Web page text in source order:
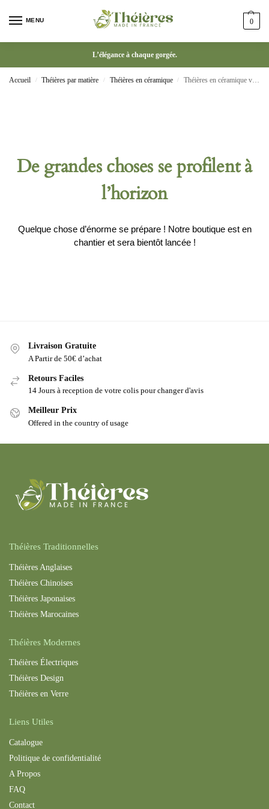
MENU 0
L’élégance à chaque gorgée.
Accueil / Théières par matière / Théières en céramique / Théières en céramique violette thé Pu’er
De grandes choses se profilent à
l’horizon
Quelque chose d’énorme se prépare ! Notre boutique est en
chantier et sera bientôt lancée !
Livraison Gratuite
A Partir de 50€ d’achat
Retours Faciles
14 Jours à reception de votre colis pour changer d'avis
Meilleur Prix
Offered in the country of usage
Théières Traditionnelles
Théières Anglaises
Théières Chinoises
Théières Japonaises
Théières Marocaines
Théières Modernes
Théières Électriques
Théières Design
Théières en Verre
Liens Utiles
Catalogue
Politique de confidentialité
A Propos
FAQ
Contact